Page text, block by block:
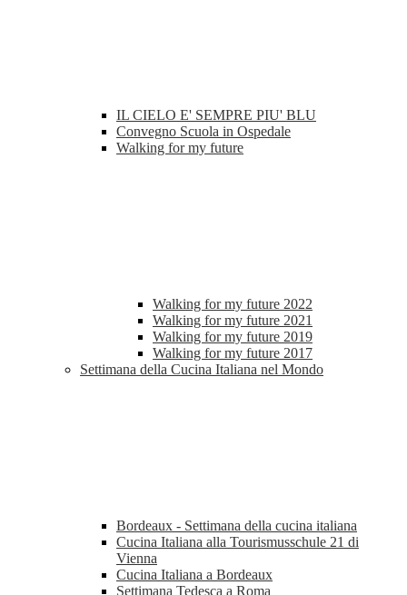
IL CIELO E' SEMPRE PIU' BLU
Convegno Scuola in Ospedale
Walking for my future
Walking for my future 2022
Walking for my future 2021
Walking for my future 2019
Walking for my future 2017
Settimana della Cucina Italiana nel Mondo
Bordeaux - Settimana della cucina italiana
Cucina Italiana alla Tourismusschule 21 di
Vienna
Cucina Italiana a Bordeaux
Settimana Tedesca a Roma